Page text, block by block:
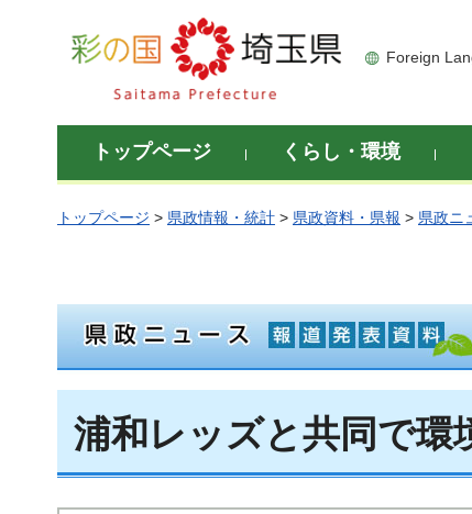
彩の国 埼玉県
Foreign
トップページ くらし・環境
トップページ > 県政情報・統計 > 県政資料・県報 > 県政ニ
浦和レッズと共同で環